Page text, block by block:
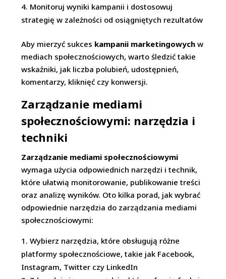
Monitoruj wyniki kampanii i dostosowuj
strategię w zależności od osiągniętych rezultatów
Aby mierzyć sukces kampanii marketingowych w
mediach społecznościowych, warto śledzić takie
wskaźniki, jak liczba polubień, udostępnień,
komentarzy, kliknięć czy konwersji.
Zarządzanie mediami
społecznościowymi: narzędzia i
techniki
Zarządzanie mediami społecznościowymi
wymaga użycia odpowiednich narzędzi i technik,
które ułatwią monitorowanie, publikowanie treści
oraz analizę wyników. Oto kilka porad, jak wybrać
odpowiednie narzędzia do zarządzania mediami
społecznościowymi:
Wybierz narzędzia, które obsługują różne
platformy społecznościowe, takie jak Facebook,
Instagram, Twitter czy LinkedIn